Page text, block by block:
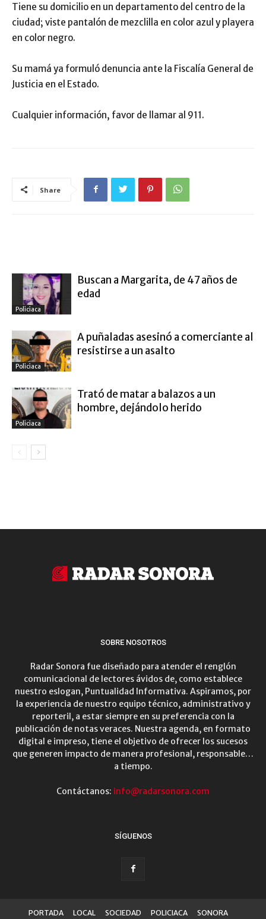
Tiene su domicilio en un departamento del centro de la
ciudad; viste pantalón de mezclilla en color azul y playera
en color negro.
Su mamá ya formuló denuncia ante la Fiscalía General de
Justicia en el Estado.
Cualquier información, favor de llamar al 911.
Share
Policiaca
Buscan a Margarita, de 47 años de
edad
Policiaca
A puñaladas asesinó a comerciante al
resistirse a un asalto
Policiaca
Trató de matar a balazos a un
hombre, dejándolo herido
SOBRE NOSOTROS
Radar Sonora fue diseñado para atender el renglón
comunicacional de lectores ávidos de, como establece
nuestro eslogan, Puntualidad Informativa. Aspiramos, por
la experiencia de nuestro equipo técnico, administrativo y
reporteril, a estar siempre en su preferencia con la
publicación de notas veraces. Nuestra agenda, en formato
digital e impreso, tiene el objetivo de ofrecer los sucesos
que generen impacto de manera profesional, responsable…
a tiempo.
Contáctanos: info@radarsonora.com
SÍGUENOS
PORTADA LOCAL SOCIEDAD POLICIACA SONORA